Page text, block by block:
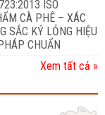
ISO
CÀ PHÊ – XÁC
SẮC KÝ LỎNG HIỆU
CHUẨN
Xem tất cả »